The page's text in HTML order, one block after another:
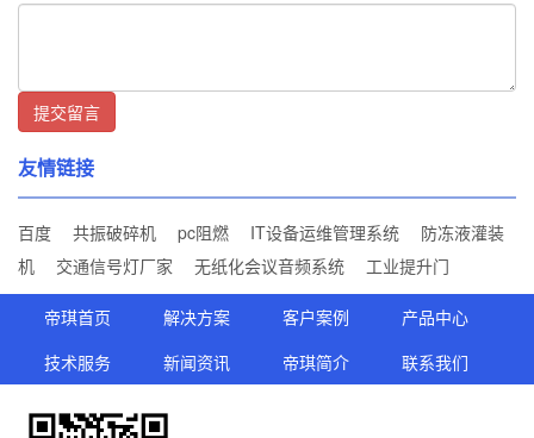
提交留言
友情链接
百度 共振破碎机 pc阻燃 IT设备运维管理系统
防冻液灌装
机
交通信号灯厂家 无纸化会议音频系统 工业提升门
帝琪首页 解决方案 客户案例
产品中心
技术服务
新闻资讯 帝琪简介 联系我们